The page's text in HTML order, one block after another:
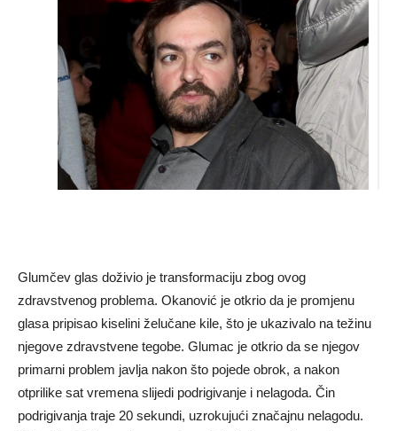
Glumčev glas doživio je transformaciju zbog ovog
zdravstvenog problema. Okanović je otkrio da je promjenu
glasa pripisao kiselini želučane kile, što je ukazivalo na težinu
njegove zdravstvene tegobe. Glumac je otkrio da se njegov
primarni problem javlja nakon što pojede obrok, a nakon
otprilike sat vremena slijedi podrigivanje i nelagoda. Čin
podrigivanja traje 20 sekundi, uzrokujući značajnu nelagodu.